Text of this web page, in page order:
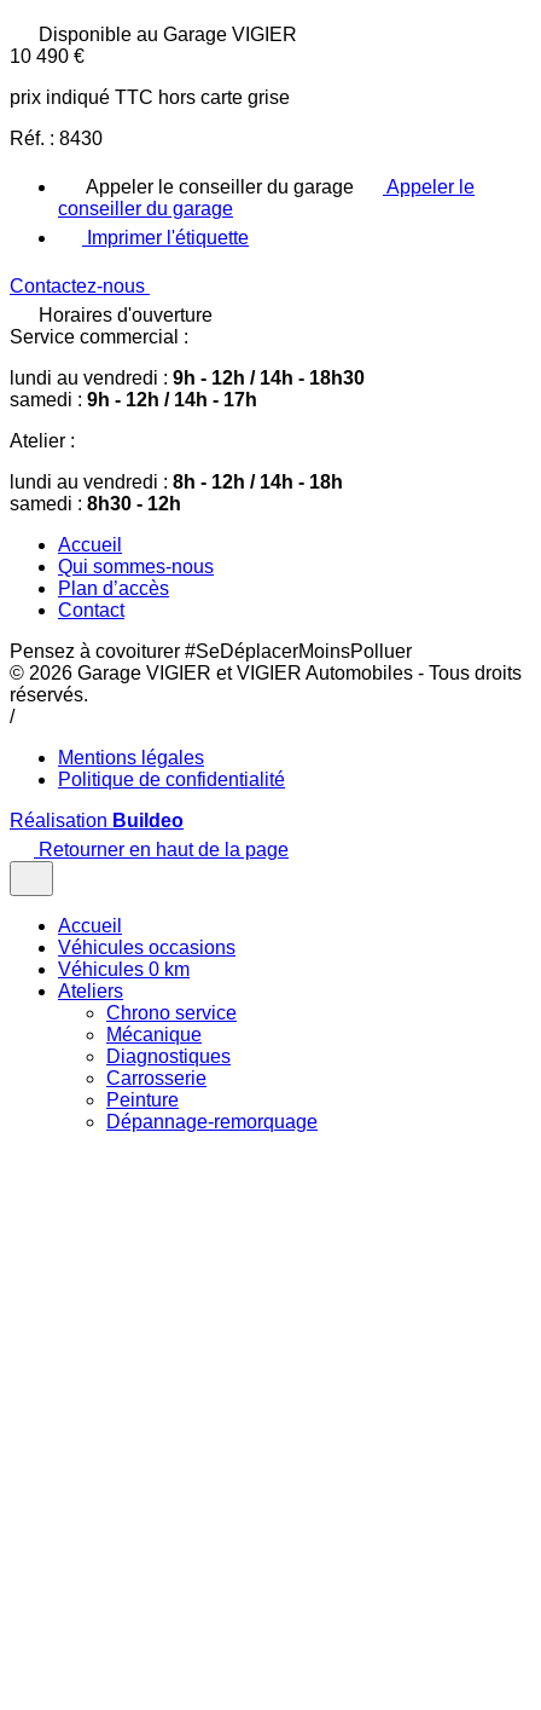
Disponible au Garage VIGIER
10 490 €
prix indiqué TTC hors carte grise
Réf. : 8430
Appeler le conseiller du garage
Appeler le
conseiller du garage
Imprimer l'étiquette
Contactez-nous
Horaires d'ouverture
Service commercial :
lundi au vendredi : 9h - 12h / 14h - 18h30
samedi : 9h - 12h / 14h - 17h
Atelier :
lundi au vendredi : 8h - 12h / 14h - 18h
samedi : 8h30 - 12h
Accueil
Qui sommes-nous
Plan d’accès
Contact
Pensez à covoiturer #SeDéplacerMoinsPolluer
© 2026 Garage VIGIER et VIGIER Automobiles - Tous droits
réservés.
/
Mentions légales
Politique de confidentialité
Réalisation Buildeo
Retourner en haut de la page
Accueil
Véhicules occasions
Véhicules 0 km
Ateliers
Chrono service
Mécanique
Diagnostiques
Carrosserie
Peinture
Dépannage-remorquage